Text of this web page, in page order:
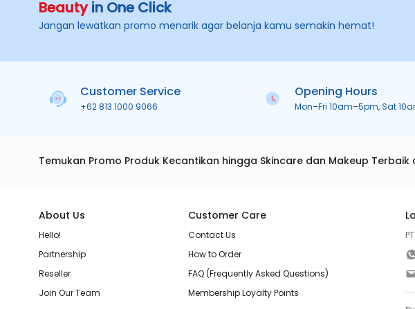
Beautyin One Click
Jangan lewatkan promo menarik agar belanja kamu semakin hemat!
Customer Service
+62 813 1000 9066
Opening Hours
Mon–Fri 10am–5pm, Sat
Temukan Promo Produk Kecantikan hingga Skincare dan Makeup Terbaik
About Us
Hello!
Partnership
Reseller
Join Our Team
Customer Care
Contact Us
How to Order
FAQ (Frequently Asked Questions)
Membership Loyalty Points